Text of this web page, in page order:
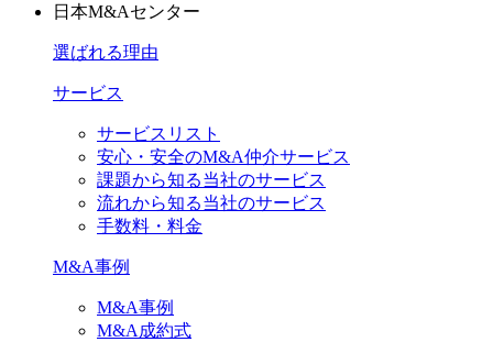
日本M&Aセンター
選ばれる理由
サービス
サービスリスト
安心・安全のM&A仲介サービス
課題から知る当社のサービス
流れから知る当社のサービス
手数料・料金
M&A事例
M&A事例
M&A成約式